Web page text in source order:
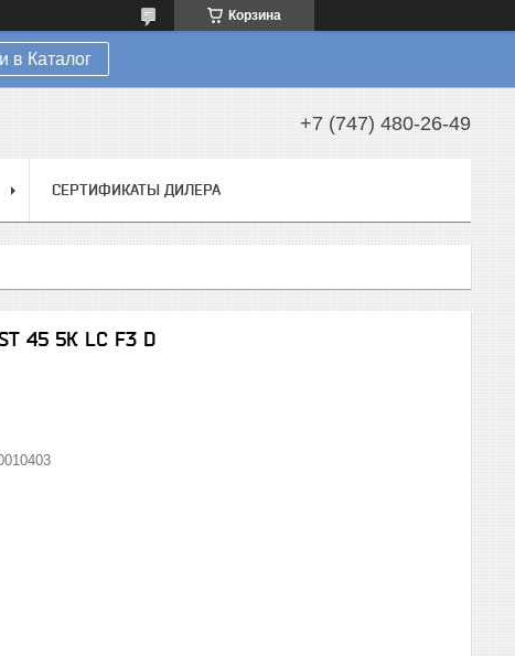
Корзина
в Каталог
+7 (747) 480-26-49
СЕРТИФИКАТЫ ДИЛЕРА
45 5К LC F3 D